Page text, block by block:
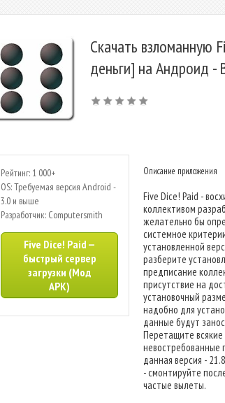
Скачать взломанную
деньги] на Андроид -
Рейтинг: 1 000+
OS: Требуемая версия Android -
3.0 и выше
Разработчик: Computersmith
Five Dice! Paid —
быстрый сервер
загрузки (Мод
APK)
Описание приложения
Five Dice! Paid -
коллективом
желательно бы
системное
установленной
разберите
предписание
присутствие на
установочный
надобно для
данные будут
Перетащите
невостребованные
данная версия -
- смонтируйте
частые вылеты.